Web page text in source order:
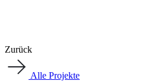
Zurück
Alle Projekte